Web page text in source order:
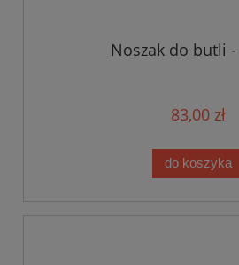
Noszak do butli
83,00 zł
do koszyka